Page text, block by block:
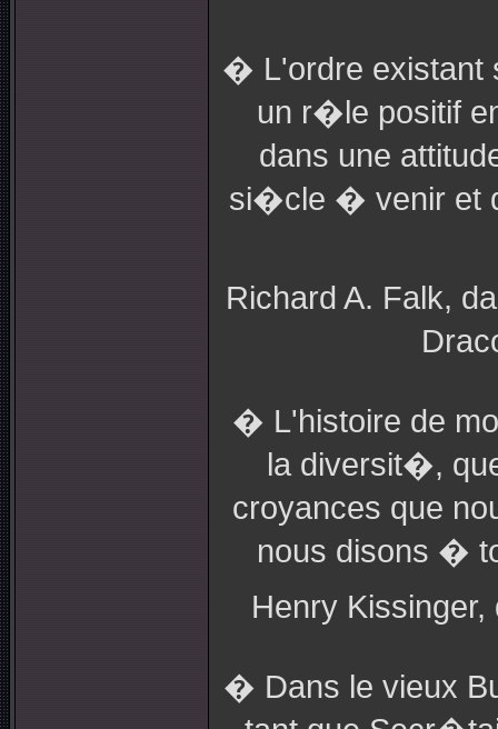
� L'ordre existant
un r�le positif
dans une
si�cle � venir et
Richard A. Falk,
� L'histoire de
la diversit�,
croyances que
nous disons �
Henry
� Dans le vieux